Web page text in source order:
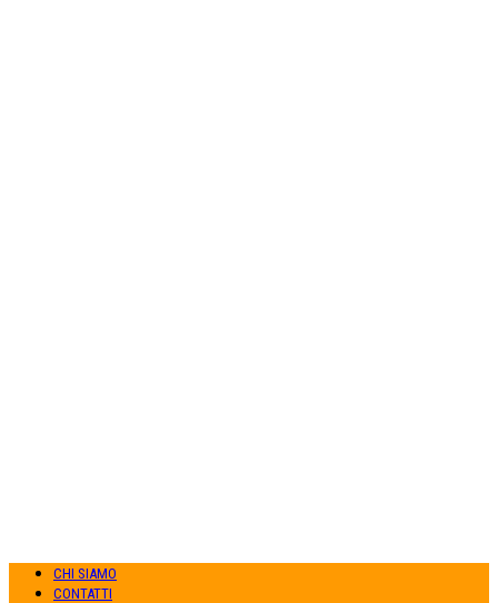
CHI SIAMO
CONTATTI